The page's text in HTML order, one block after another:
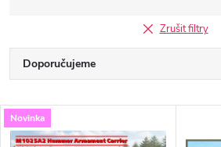
Zrušit filtry
Ř
a
Doporučujeme
Nejdražší
V
Novinka